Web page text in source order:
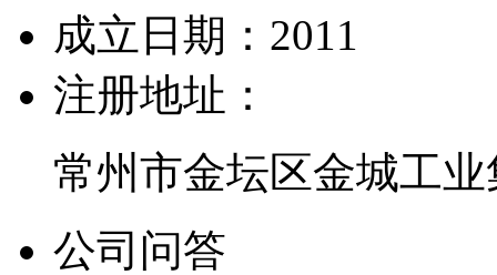
成立日期： 2011
注册地址：
常州市金坛区金城工
公司问答